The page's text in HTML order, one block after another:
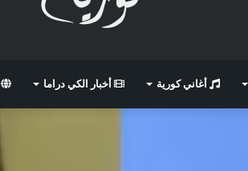
أغاني كورية أخبار الكي دراما